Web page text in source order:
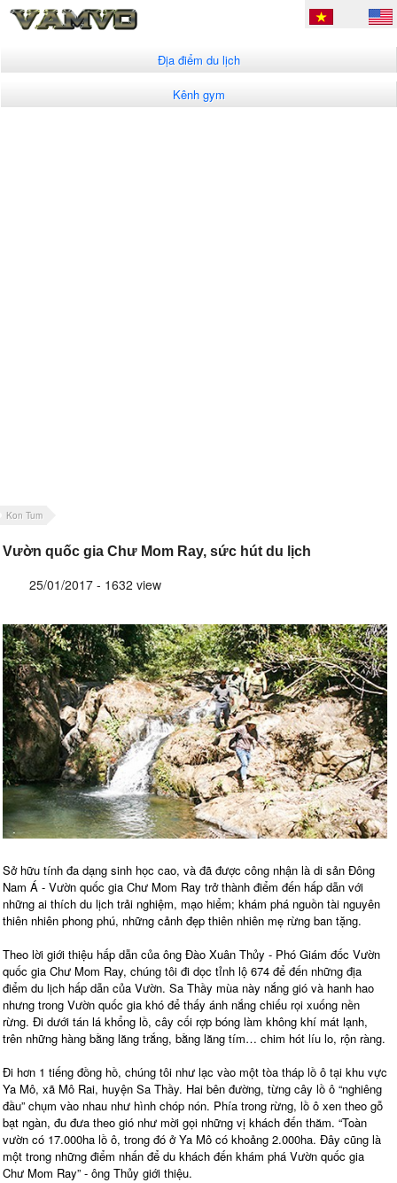
Địa điểm du lịch
Kênh gym
Kon Tum
Vườn quốc gia Chư Mom Ray, sức hút du lịch
25/01/2017 - 1632 view
Sở hữu tính đa dạng sinh học cao, và đã được công nhận là di sản Đông
Nam Á - Vườn quốc gia Chư Mom Ray trở thành điểm đến hấp dẫn với
những ai thích du lịch trải nghiệm, mạo hiểm; khám phá nguồn tài nguyên
thiên nhiên phong phú, những cảnh đẹp thiên nhiên mẹ rừng ban tặng.
Theo lời giới thiệu hấp dẫn của ông Đào Xuân Thủy - Phó Giám đốc Vườn
quốc gia Chư Mom Ray, chúng tôi đi dọc tỉnh lộ 674 để đến những địa
điểm du lịch hấp dẫn của Vườn. Sa Thầy mùa này nắng gió và hanh hao
nhưng trong Vườn quốc gia khó để thấy ánh nắng chiếu rọi xuống nền
rừng. Đi dưới tán lá khổng lồ, cây cối rợp bóng làm không khí mát lạnh,
trên những hàng bằng lăng trắng, bằng lăng tím… chim hót líu lo, rộn ràng.
Đi hơn 1 tiếng đồng hồ, chúng tôi như lạc vào một tòa tháp lồ ô tại khu vực
Ya Mô, xã Mô Rai, huyện Sa Thầy. Hai bên đường, từng cây lồ ô “nghiêng
đầu” chụm vào nhau như hình chóp nón. Phía trong rừng, lồ ô xen theo gỗ
bạt ngàn, đu đưa theo gió như mời gọi những vị khách đến thăm. “Toàn
vườn có 17.000ha lồ ô, trong đó ở Ya Mô có khoảng 2.000ha. Đây cũng là
một trong những điểm nhấn để du khách đến khám phá Vườn quốc gia
Chư Mom Ray” - ông Thủy giới thiệu.